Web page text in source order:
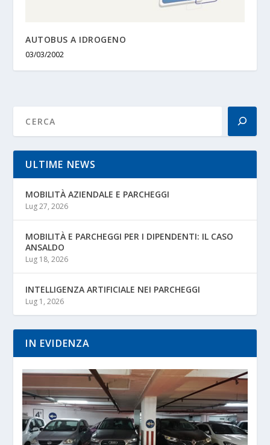
AUTOBUS A IDROGENO
03/03/2002
ULTIME NEWS
MOBILITÀ AZIENDALE E PARCHEGGI
Lug 27, 2026
MOBILITÀ E PARCHEGGI PER I DIPENDENTI: IL CASO
ANSALDO
Lug 18, 2026
INTELLIGENZA ARTIFICIALE NEI PARCHEGGI
Lug 1, 2026
IN EVIDENZA